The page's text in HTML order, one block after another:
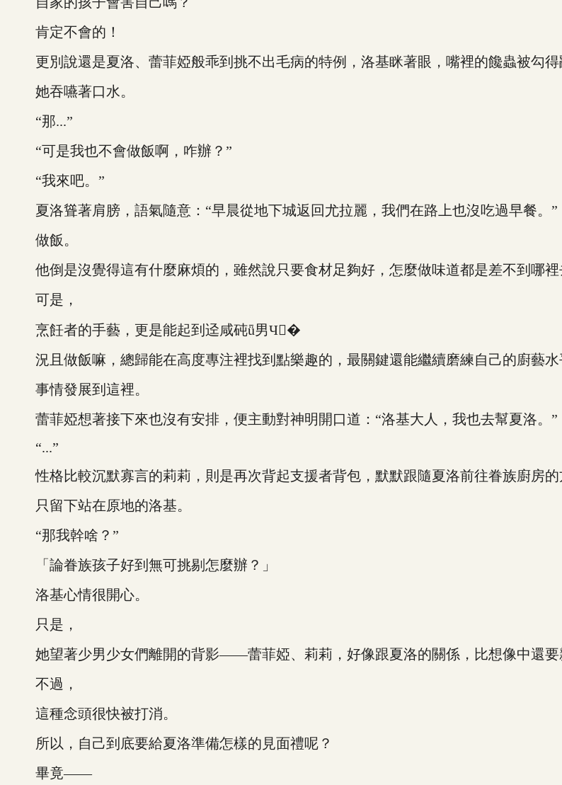
肯定不會的！
更別說還是夏洛、蕾菲婭般乖到挑不出毛病的特例，洛基眯著眼，嘴裡的饞蟲被勾得
她吞嚥著口水。
“那...”
“可是我也不會做飯啊，咋辦？”
“我來吧。”
夏洛聳著肩膀，語氣隨意：“早晨從地下城返回尤拉麗，我們在路上也沒吃過早餐。”
做飯。
他倒是沒覺得這有什麼麻煩的，雖然說只要食材足夠好，怎麼做味道都是差不到哪裡
可是，
烹飪者的手藝，更是能起到迳咸砘ǖ男Ч�
況且做飯嘛，總歸能在高度專注裡找到點樂趣的，最關鍵還能繼續磨練自己的廚藝水
事情發展到這裡。
蕾菲婭想著接下來也沒有安排，便主動對神明開口道：“洛基大人，我也去幫夏洛。”
“...”
性格比較沉默寡言的莉莉，則是再次背起支援者背包，默默跟隨夏洛前往眷族廚房的
只留下站在原地的洛基。
“那我幹啥？”
「論眷族孩子好到無可挑剔怎麼辦？」
洛基心情很開心。
只是，
她望著少男少女們離開的背影——蕾菲婭、莉莉，好像跟夏洛的關係，比想像中還要
不過，
這種念頭很快被打消。
所以，自己到底要給夏洛準備怎樣的見面禮呢？
畢竟——